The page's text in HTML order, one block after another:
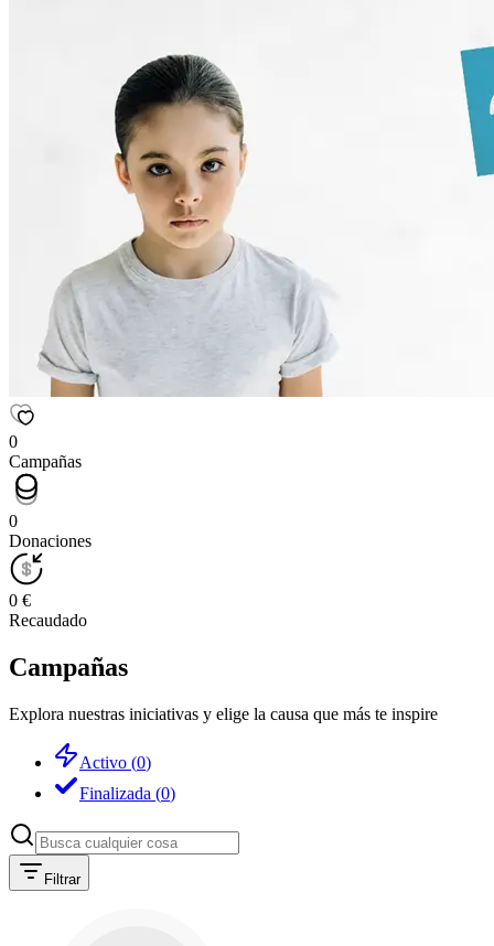
0
Campañas
0
Donaciones
0 €
Recaudado
Campañas
Explora nuestras iniciativas y elige la causa que más te inspire
Activo (0)
Finalizada (0)
Filtrar